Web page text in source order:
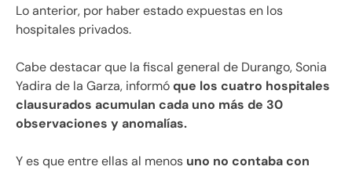
Lo anterior, por haber estado expuestas en los
hospitales privados.
Cabe destacar que la fiscal general de Durango, Sonia
Yadira de la Garza, informóque los cuatro hospitales
clausurados acumulan cada uno más de 30
observaciones y anomalías.
Y es que entre ellas al menos uno no contaba con